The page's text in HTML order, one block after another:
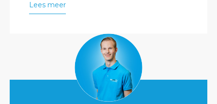
Lees meer